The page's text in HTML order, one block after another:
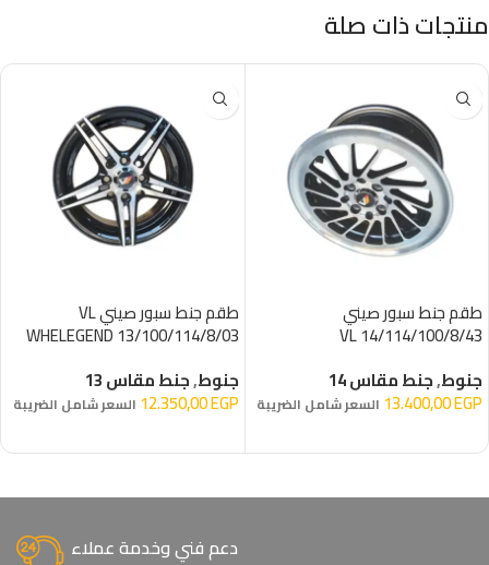
منتجات ذات صلة
طقم جنط سبور صيني
14/114/100/8/43 VL
جنوط,جنط مقاس 14
13.400,00EGP السعر شامل الضريبة
طقم جنط سبور صيني VL
WHELEGEND 13/100/114/8/03
جنوط,جنط مقاس 13
12.350,00EGP السعر شامل الضريبة
دعم فني وخدمة عملاء